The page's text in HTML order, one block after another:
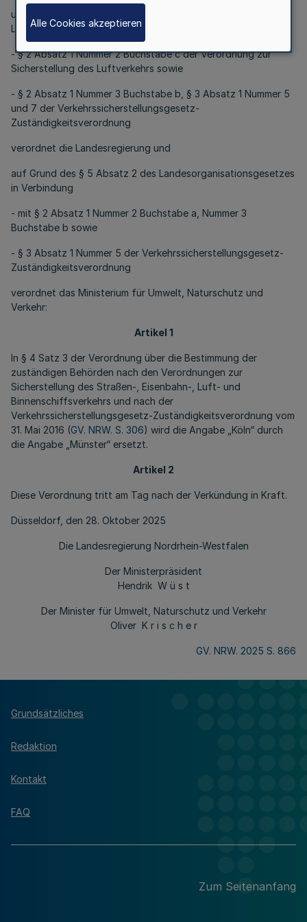
und auf Grund des § 7 Absatz 4 Satz 2 des
Landesorganisationsgesetzes in Verbindung mit
- § 2 Absatz 1 Nummer 2 Buchstabe c der Verordnung zur
Sicherstellung des Luftverkehrs sowie
- § 2 Absatz 1 Nummer 3 Buchstabe b, § 3 Absatz 1 Nummer 5
und 7 der Verkehrssicherstellungsgesetz-
Zuständigkeitsverordnung
verordnet die Landesregierung und
auf Grund des § 5 Absatz 2 des Landesorganisationsgesetzes
in Verbindung
- mit § 2 Absatz 1 Nummer 2 Buchstabe a, Nummer 3
Buchstabe b sowie
- § 3 Absatz 1 Nummer 5 der Verkehrssicherstellungsgesetz-
Zuständigkeitsverordnung
verordnet das Ministerium für Umwelt, Naturschutz und
Verkehr:
Artikel 1
In § 4 Satz 3 der Verordnung über die Bestimmung der
zuständigen Behörden nach den Verordnungen zur
Sicherstellung des Straßen-, Eisenbahn-, Luft- und
Binnenschiffsverkehrs und nach der
Verkehrssicherstellungsgesetz-Zuständigkeitsverordnung vom
31. Mai 2016 (GV. NRW. S. 306) wird die Angabe „Köln“ durch
die Angabe „Münster“ ersetzt.
Artikel 2
Diese Verordnung tritt am Tag nach der Verkündung in Kraft.
Düsseldorf, den 28. Oktober 2025
Die Landesregierung Nordrhein-Westfalen
Der Ministerpräsident
Hendrik Wü s t
Der Minister für Umwelt, Naturschutz und Verkehr
Oliver K r i s c h e r
GV. NRW. 2025 S. 866
Grundsätzliches
Redaktion
Kontakt
FAQ
Zum Seitenanfang
Alle Cookies akzeptieren